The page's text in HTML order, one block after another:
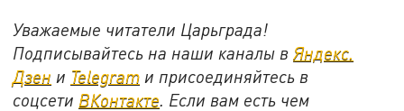
Уважаемые читатели Царьграда!
Подписывайтесь на наши каналы вЯндекс.
Дзен и Telegram и присоединяйтесь в
соцсети ВКонтакте. Если вам есть чем